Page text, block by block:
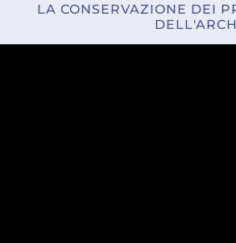
LA CONSERVAZIONE DEI